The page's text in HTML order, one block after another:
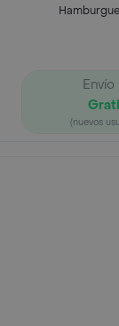
Envío
(nuevos